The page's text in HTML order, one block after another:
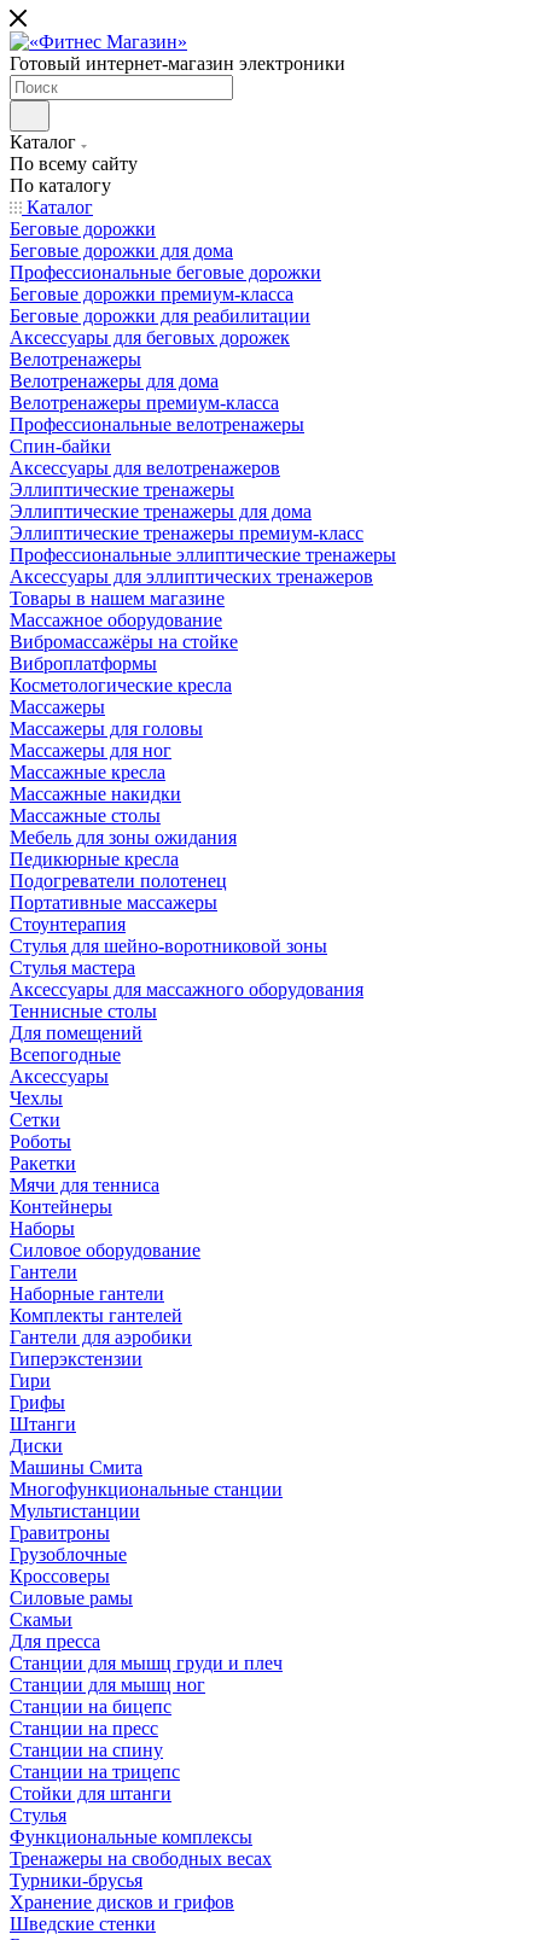
Готовый интернет-магазин электроники
Каталог
По всему сайту
По каталогу
Каталог
Беговые дорожки
Беговые дорожки для дома
Профессиональные беговые дорожки
Беговые дорожки премиум-класса
Беговые дорожки для реабилитации
Аксессуары для беговых дорожек
Велотренажеры
Велотренажеры для дома
Велотренажеры премиум-класса
Профессиональные велотренажеры
Спин-байки
Аксессуары для велотренажеров
Эллиптические тренажеры
Эллиптические тренажеры для дома
Эллиптические тренажеры премиум-класс
Профессиональные эллиптические тренажеры
Аксессуары для эллиптических тренажеров
Товары в нашем магазине
Массажное оборудование
Вибромассажёры на стойке
Виброплатформы
Косметологические кресла
Массажеры
Массажеры для головы
Массажеры для ног
Массажные кресла
Массажные накидки
Массажные столы
Мебель для зоны ожидания
Педикюрные кресла
Подогреватели полотенец
Портативные массажеры
Стоунтерапия
Стулья для шейно-воротниковой зоны
Стулья мастера
Аксессуары для массажного оборудования
Теннисные столы
Для помещений
Всепогодные
Аксессуары
Чехлы
Сетки
Роботы
Ракетки
Мячи для тенниса
Контейнеры
Наборы
Силовое оборудование
Гантели
Наборные гантели
Комплекты гантелей
Гантели для аэробики
Гиперэкстензии
Гири
Грифы
Штанги
Диски
Машины Смита
Многофункциональные станции
Мультистанции
Гравитроны
Грузоблочные
Кроссоверы
Силовые рамы
Скамьи
Для пресса
Станции для мышц груди и плеч
Станции для мышц ног
Станции на бицепс
Станции на пресс
Станции на спину
Станции на трицепс
Стойки для штанги
Стулья
Функциональные комплексы
Тренажеры на свободных весах
Турники-брусья
Хранение дисков и грифов
Шведские стенки